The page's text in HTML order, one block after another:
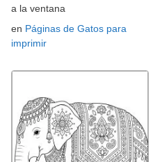
a la ventana
en Páginas de Gatos para
imprimir